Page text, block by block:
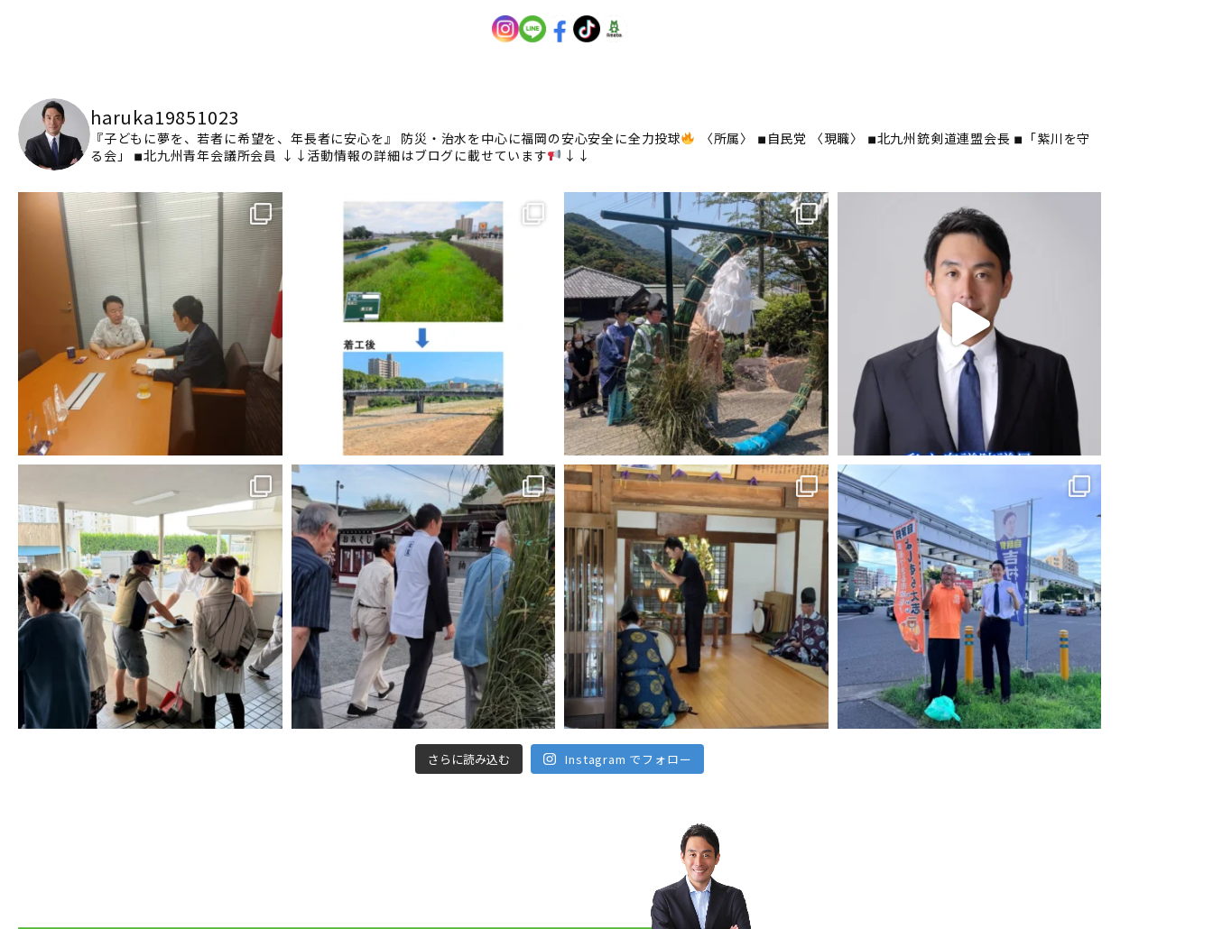
haruka19851023
『子どもに夢を、若者に希望を、年長者に安心を』 防災・治水を中心に福岡の安心安全に全力投球 〈所属〉 ◾︎自民党 〈現職〉 ◾︎北九州銃剣道連盟会長 ◾︎「紫川を守
る会」
◾︎北九州青年会議所会員 ↓↓活動情報の詳細はブログに載せています ↓↓
さらに読み込む Instagram でフォロー